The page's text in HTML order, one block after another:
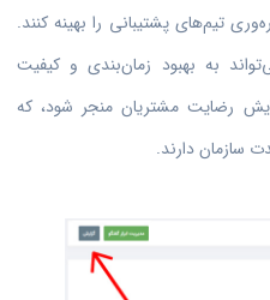
تیم‌های پشتیبانی را بهینه کنند.
به بهبود زمان‌بندی و کیفیت
رضایت مشتریان منجر شود، که
سازمان دارند.